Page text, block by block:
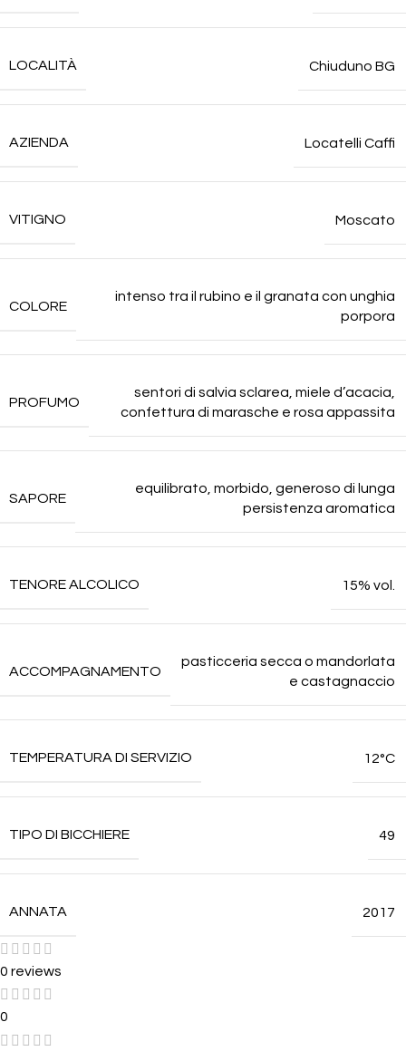
LOCALITÀ Chiuduno BG
AZIENDA Locatelli Caffi
VITIGNO Moscato
COLORE
intenso tra il rubino e il granata con unghia
porpora
PROFUMO
sentori di salvia sclarea, miele d’acacia,
confettura di marasche e rosa appassita
SAPORE
equilibrato, morbido, generoso di lunga
persistenza aromatica
TENORE ALCOLICO 15% vol.
ACCOMPAGNAMENTO
pasticceria secca o mandorlata
e castagnaccio
TEMPERATURA DI SERVIZIO 12°C
TIPO DI BICCHIERE 49
ANNATA 2017
0 reviews
0